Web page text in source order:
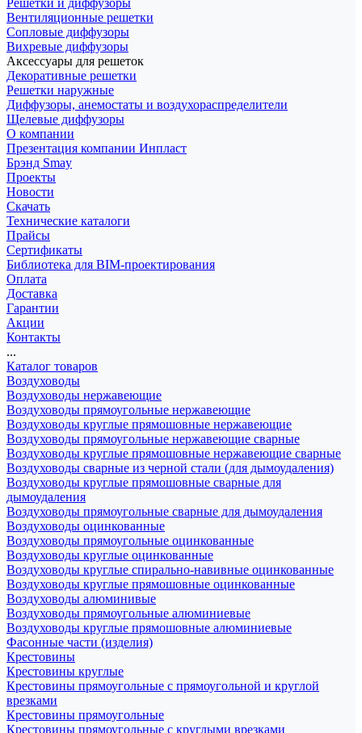
Решетки и диффузоры
Вентиляционные решетки
Сопловые диффузоры
Вихревые диффузоры
Аксессуары для решеток
Декоративные решетки
Решетки наружные
Диффузоры, анемостаты и воздухораспределители
Щелевые диффузоры
О компании
Презентация компании Инпласт
Брэнд Smay
Проекты
Новости
Скачать
Технические каталоги
Прайсы
Сертификаты
Библиотека для BIM-проектирования
Оплата
Доставка
Гарантии
Акции
Контакты
...
Каталог товаров
Воздуховоды
Воздуховоды нержавеющие
Воздуховоды прямоугольные нержавеющие
Воздуховоды круглые прямошовные нержавеющие
Воздуховоды прямоугольные нержавеющие сварные
Воздуховоды круглые прямошовные нержавеющие сварные
Воздуховоды сварные из черной стали (для дымоудаления)
Воздуховоды круглые прямошовные сварные для
дымоудаления
Воздуховоды прямоугольные сварные для дымоудаления
Воздуховоды оцинкованные
Воздуховоды прямоугольные оцинкованные
Воздуховоды круглые оцинкованные
Воздуховоды круглые спирально-навивные оцинкованные
Воздуховоды круглые прямошовные оцинкованные
Воздуховоды алюминивые
Воздуховоды прямоугольные алюминиевые
Воздуховоды круглые прямошовные алюминиевые
Фасонные части (изделия)
Крестовины
Крестовины круглые
Крестовины прямоугольные с прямоугольной и круглой
врезками
Крестовины прямоугольные
Крестовины прямоугольные с круглыми врезками